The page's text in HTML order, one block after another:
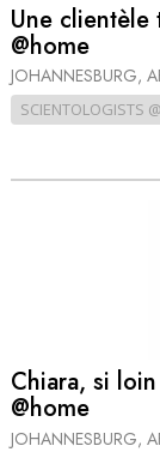
Une clientèle
@home
JOHANNESBURG,
SCIENTOLOGISTS
Chiara, si
@home
JOHANNESBURG,